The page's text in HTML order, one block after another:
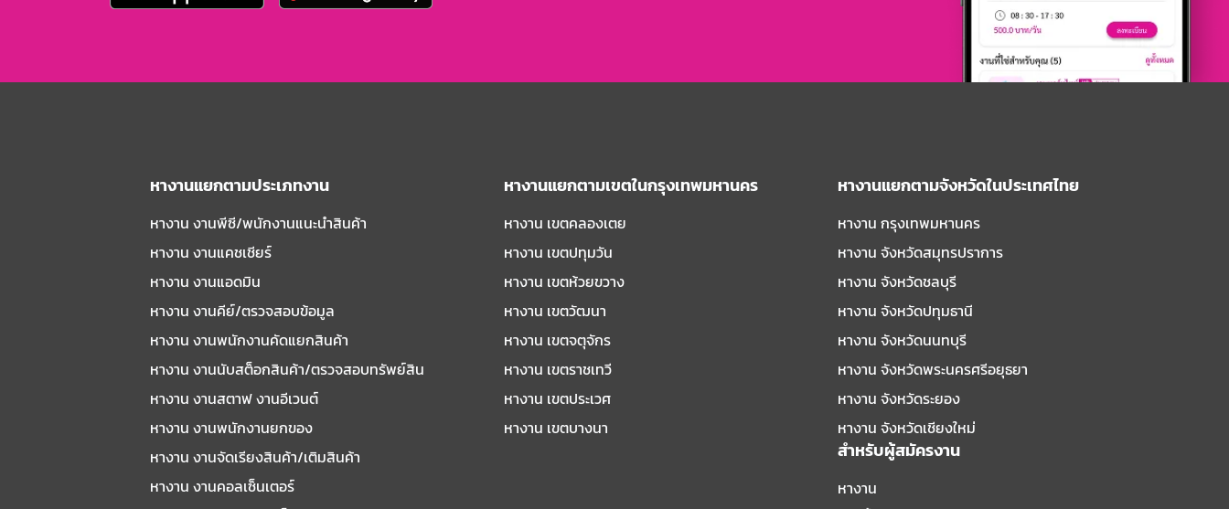
หางานแยกตามประเภทงาน
หางาน งานพีซี/พนักงานแนะนําสินค้า
หางาน งานแคชเชียร์
หางาน งานแอดมิน
หางาน งานคีย์/ตรวจสอบข้อมูล
หางาน งานพนักงานคัดแยกสินค้า
หางาน งานนับสต็อกสินค้า/ตรวจสอบทรัพย์สิน
หางาน งานสตาฟ งานอีเวนต์
หางาน งานพนักงานยกของ
หางาน งานจัดเรียงสินค้า/เติมสินค้า
หางาน งานคอลเซ็นเตอร์
หางานแยกตามเขตในกรุงเทพมหานคร
หางาน เขตคลองเตย
หางาน เขตปทุมวัน
หางาน เขตห้วยขวาง
หางาน เขตวัฒนา
หางาน เขตจตุจักร
หางาน เขตราชเทวี
หางาน เขตประเวศ
หางาน เขตบางนา
หางานแยกตามจังหวัดในประเทศไทย
หางาน กรุงเทพมหานคร
หางาน จังหวัดสมุทรปราการ
หางาน จังหวัดชลบุรี
หางาน จังหวัดปทุมธานี
หางาน จังหวัดนนทบุรี
หางาน จังหวัดพระนครศรีอยุธยา
หางาน จังหวัดระยอง
หางาน จังหวัดเชียงใหม่
สำหรับผู้สมัครงาน
หางาน